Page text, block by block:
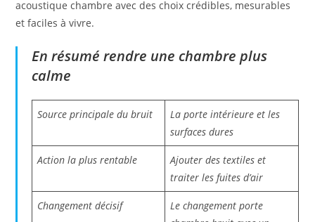
acoustique chambre avec des choix crédibles, mesurables
et faciles à vivre.
En résumé rendre une chambre plus
calme
Source principale du bruit
La porte intérieure et les
surfaces dures
Action la plus rentable
Ajouter des textiles et
traiter les fuites d’air
Changement décisif
Le changement porte